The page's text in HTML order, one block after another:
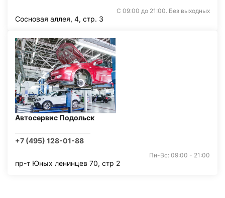
С 09:00 до 21:00. Без выходных
Сосновая аллея, 4, стр. 3
Автосервис Подольск
+7 (495) 128-01-88
Пн-Вс: 09:00 - 21:00
пр-т Юных ленинцев 70, стр 2